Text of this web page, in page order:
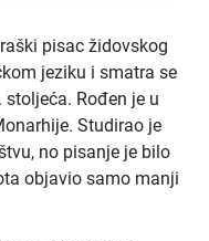
pisac židovskog
jeziku i smatra se
Rođen je u
Studirao je
no pisanje je bilo
objavio samo manji